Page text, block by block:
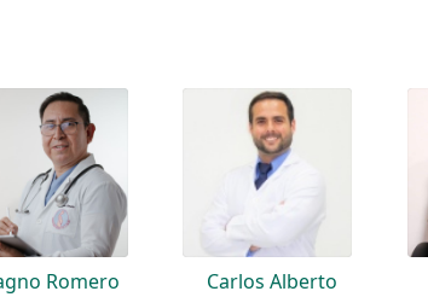
Romero
Carlos Alberto